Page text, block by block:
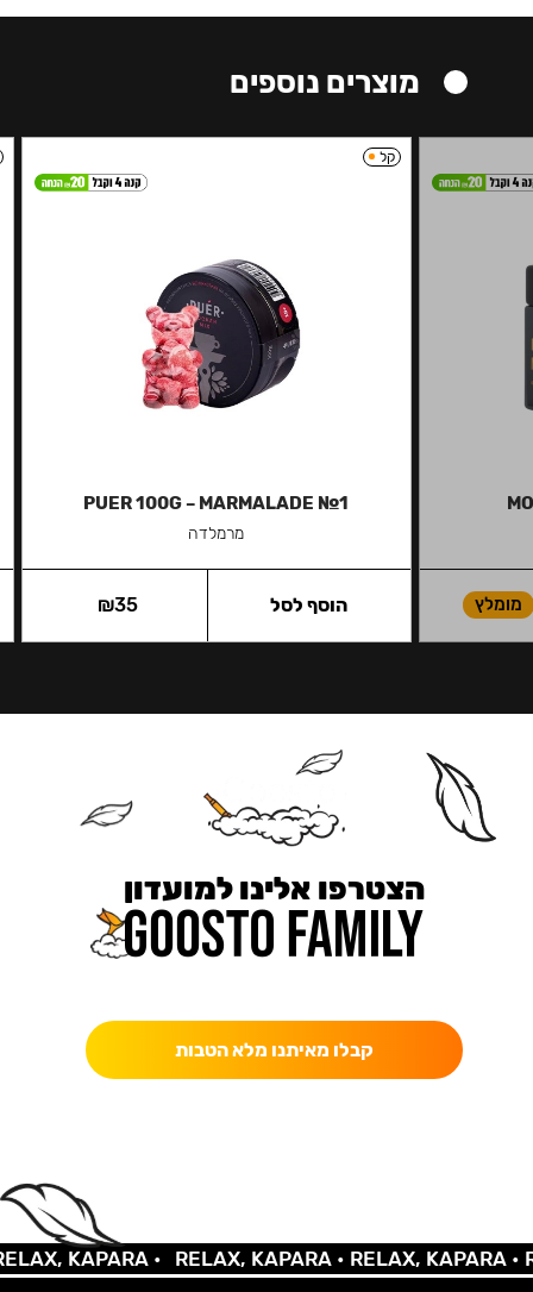
מוצרים נוספים
מומלץ
קל
PUER 100G – MARMALADE №1
מרמלדה
₪35 הוסף לסל
הצטרפו אלינו למועדון
קבלו מאיתנו מלא הטבות
KAPARA • RELAX, KAPARA •RELAX, KAPARA •